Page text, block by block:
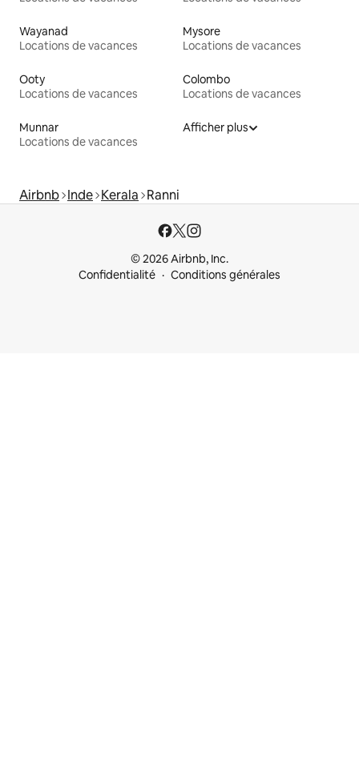
Wayanad
Locations de vacances
Mysore
Locations de vacances
Ooty
Locations de vacances
Colombo
Locations de vacances
Munnar
Locations de vacances
Afficher plus
Airbnb Inde Kerala Ranni
© 2026 Airbnb, Inc.
Confidentialité
Conditions générales